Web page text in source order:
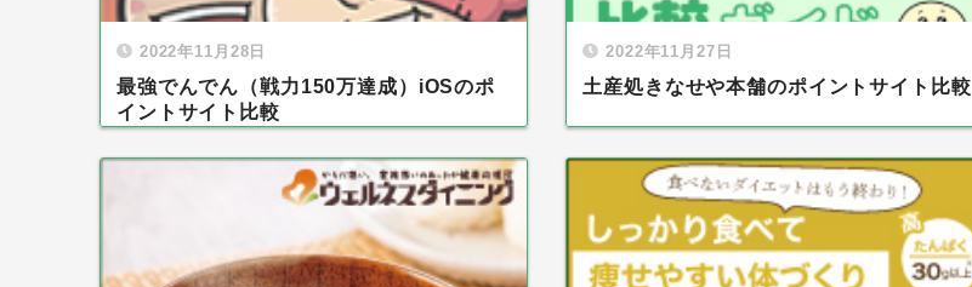
2022年11月28日
最強でんでん（戦力150万達成）iOSのポ
イントサイト比較
2022年11月27日
土産処きなせや本舗のポイントサイト比較